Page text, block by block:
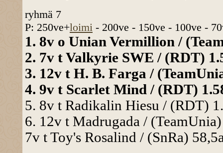
ryhmä 7
P: 250ve+loimi - 200ve - 150ve - 100ve -
1. 8v o Unian Vermillion /
2. 7v t Valkyrie SWE / (RDT)
3. 12v t H. B. Farga /
4. 9v t Scarlet Mind / (RDT)
5. 8v t Radikalin Hiesu / (RDT)
6. 12v t Madrugada /
7v t Toy's Rosalind / (SnRa)